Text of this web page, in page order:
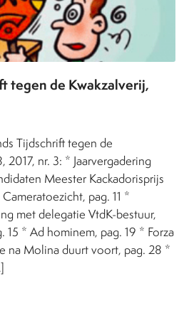
tegen de Kwakzalverij,
Tijdschrift tegen de
2017, nr. 3: * Jaarvergadering
Meester Kackadorisprijs
pag. 11 *
met delegatie VtdK-bestuur,
15 * Ad hominem, pag. 19 * Forza
na Molina duurt voort, pag. 28 *